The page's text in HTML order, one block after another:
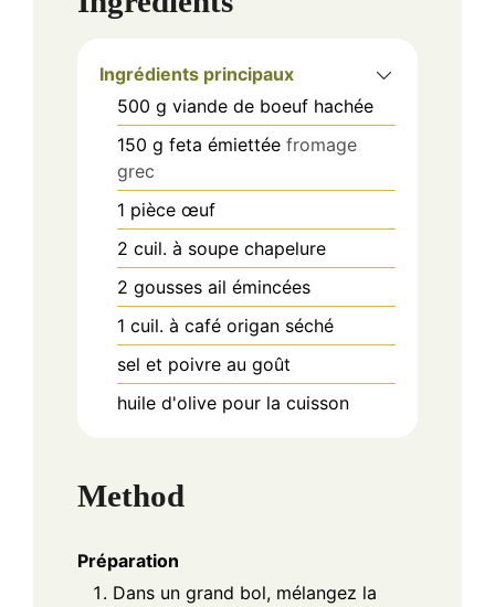
Ingrédients principaux
500 g viande de boeuf hachée
150 g feta émiettée fromage
grec
1 pièce œuf
2 cuil. à soupe chapelure
2 gousses ail émincées
1 cuil. à café origan séché
sel et poivre au goût
huile d'olive pour la cuisson
Method
Préparation
Dans un grand bol, mélangez la